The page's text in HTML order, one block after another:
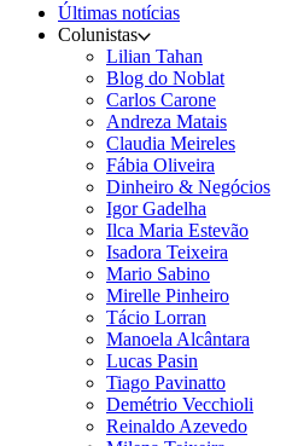
Últimas notícias
Colunistas
Lilian Tahan
Blog do Noblat
Carlos Carone
Andreza Matais
Claudia Meireles
Fábia Oliveira
Dinheiro & Negócios
Igor Gadelha
Ilca Maria Estevão
Isadora Teixeira
Mario Sabino
Mirelle Pinheiro
Tácio Lorran
Manoela Alcântara
Lucas Pasin
Tiago Pavinatto
Demétrio Vecchioli
Reinaldo Azevedo